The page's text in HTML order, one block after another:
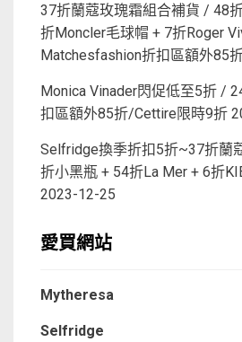
37折蘭蔻玫瑰霜組合補貨 / 48
折Moncler毛球帽 + 7折Roger
Matchesfashion折扣區額外85
Monica Vinader閃促低至5折 /
扣區額外85折/Cettire限時9折
Selfridge換季折扣5折~37折蘭
折小黑瓶 + 54折La Mer + 6折
2023-12-25
愛買網站
Mytheresa
Selfridge